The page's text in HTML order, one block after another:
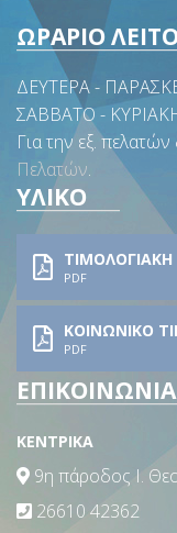
ΩΡΑΡΙΟ
ΔΕΥΤΕΡΑ -
ΣΑΒΒΑΤΟ -
Για την εξ. πελατών
Πελατών.
ΥΛΙΚΟ
ΤΙΜΟΛΟΓΙΑΚΗ
PDF
ΚΟΙΝΩΝΙΚΟ
PDF
ΕΠΙΚΟΙΝΩΝΙΑ
ΚΕΝΤΡΙΚΑ
9η πάροδος Ι.
26610 42362